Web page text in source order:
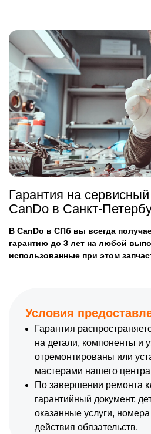
Гарантия на
CanDo в Санкт-
В CanDo в СПб вы всегда
гарантию до 3 лет на любой
использованные при этом
Условия
Гарантия
на детали, компоненты и
отремонтированы или
мастерами нашего
По завершении ремонта
гарантийный документ,
оказанные услуги,
действия обязательств.